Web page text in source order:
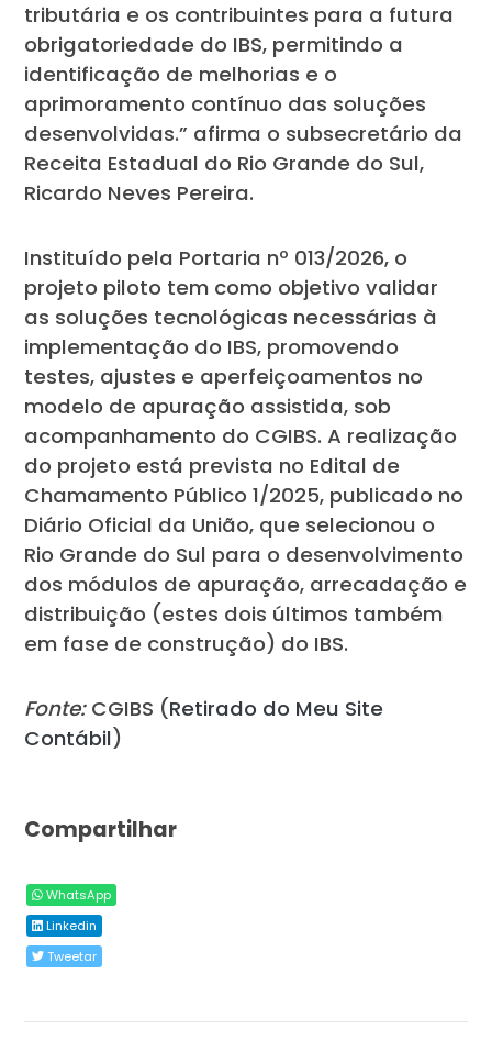
tributária e os contribuintes para a futura
obrigatoriedade do IBS, permitindo a
identificação de melhorias e o
aprimoramento contínuo das soluções
desenvolvidas.” afirma o subsecretário da
Receita Estadual do Rio Grande do Sul,
Ricardo Neves Pereira.
Instituído pela Portaria nº 013/2026, o
projeto piloto tem como objetivo validar
as soluções tecnológicas necessárias à
implementação do IBS, promovendo
testes, ajustes e aperfeiçoamentos no
modelo de apuração assistida, sob
acompanhamento do CGIBS. A realização
do projeto está prevista no Edital de
Chamamento Público 1/2025, publicado no
Diário Oficial da União, que selecionou o
Rio Grande do Sul para o desenvolvimento
dos módulos de apuração, arrecadação e
distribuição (estes dois últimos também
em fase de construção) do IBS.
Fonte:CGIBS (Retirado do Meu Site
Contábil)
Compartilhar
WhatsApp
Linkedin
Tweetar